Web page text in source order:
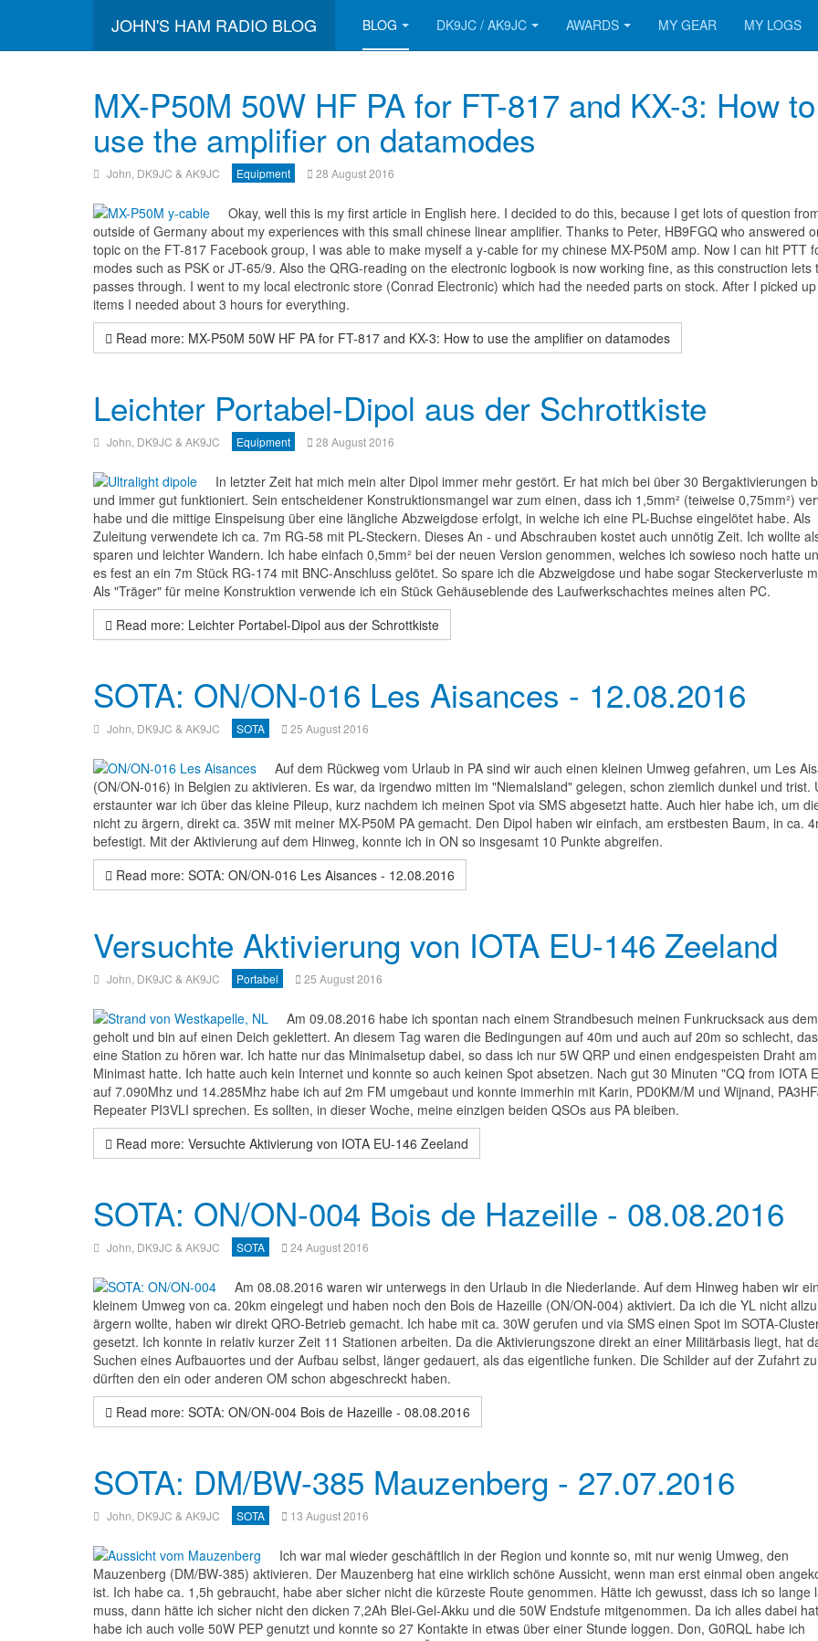
JOHN'S HAM RADIO BLOG BLOG DK9JC / AK9JC AWARDS MY GEAR MY LOGS
MX-P50M 50W HF PA for FT-817 and KX-3: How to
use the amplifier on datamodes
John, DK9JC & AK9JC Equipment 28 August 2016
Okay, well this is my first article in English here. I decided to do this, because I get lots of question
outside of Germany about my experiences with this small chinese linear amplifier. Thanks to Peter, HB9FGQ who answered
topic on the FT-817 Facebook group, I was able to make myself a y-cable for my chinese MX-P50M amp. Now I can hit PTT
modes such as PSK or JT-65/9. Also the QRG-reading on the electronic logbook is now working fine, as this construction lets
passes through. I went to my local electronic store (Conrad Electronic) which had the needed parts on stock. After I picked
items I needed about 3 hours for everything.
Read more: MX-P50M 50W HF PA for FT-817 and KX-3: How to use the amplifier on datamodes
Leichter Portabel-Dipol aus der Schrottkiste
John, DK9JC & AK9JC Equipment 28 August 2016
In letzter Zeit hat mich mein alter Dipol immer mehr gestört. Er hat mich bei über 30 Bergaktivierungen
und immer gut funktioniert. Sein entscheidener Konstruktionsmangel war zum einen, dass ich 1,5mm² (teiweise 0,75mm²)
habe und die mittige Einspeisung über eine längliche Abzweigdose erfolgt, in welche ich eine PL-Buchse eingelötet habe. Als
Zuleitung verwendete ich ca. 7m RG-58 mit PL-Steckern. Dieses An - und Abschrauben kostet auch unnötig Zeit. Ich wollte
sparen und leichter Wandern. Ich habe einfach 0,5mm² bei der neuen Version genommen, welches ich sowieso noch hatte
es fest an ein 7m Stück RG-174 mit BNC-Anschluss gelötet. So spare ich die Abzweigdose und habe sogar Steckerverluste
Als "Träger" für meine Konstruktion verwende ich ein Stück Gehäuseblende des Laufwerkschachtes meines alten PC.
Read more: Leichter Portabel-Dipol aus der Schrottkiste
SOTA: ON/ON-016 Les Aisances - 12.08.2016
John, DK9JC & AK9JC SOTA 25 August 2016
Auf dem Rückweg vom Urlaub in PA sind wir auch einen kleinen Umweg gefahren, um Les
(ON/ON-016) in Belgien zu aktivieren. Es war, da irgendwo mitten im "Niemalsland" gelegen, schon ziemlich dunkel und trist.
erstaunter war ich über das kleine Pileup, kurz nachdem ich meinen Spot via SMS abgesetzt hatte. Auch hier habe ich, um
nicht zu ärgern, direkt ca. 35W mit meiner MX-P50M PA gemacht. Den Dipol haben wir einfach, am erstbesten Baum, in ca.
befestigt. Mit der Aktivierung auf dem Hinweg, konnte ich in ON so insgesamt 10 Punkte abgreifen.
Read more: SOTA: ON/ON-016 Les Aisances - 12.08.2016
Versuchte Aktivierung von IOTA EU-146 Zeeland
John, DK9JC & AK9JC Portabel 25 August 2016
Am 09.08.2016 habe ich spontan nach einem Strandbesuch meinen Funkrucksack aus
geholt und bin auf einen Deich geklettert. An diesem Tag waren die Bedingungen auf 40m und auch auf 20m so schlecht,
eine Station zu hören war. Ich hatte nur das Minimalsetup dabei, so dass ich nur 5W QRP und einen endgespeisten Draht
Minimast hatte. Ich hatte auch kein Internet und konnte so auch keinen Spot absetzen. Nach gut 30 Minuten "CQ from IOTA
auf 7.090Mhz und 14.285Mhz habe ich auf 2m FM umgebaut und konnte immerhin mit Karin, PD0KM/M und Wijnand,
Repeater PI3VLI sprechen. Es sollten, in dieser Woche, meine einzigen beiden QSOs aus PA bleiben.
Read more: Versuchte Aktivierung von IOTA EU-146 Zeeland
SOTA: ON/ON-004 Bois de Hazeille - 08.08.2016
John, DK9JC & AK9JC SOTA 24 August 2016
Am 08.08.2016 waren wir unterwegs in den Urlaub in die Niederlande. Auf dem Hinweg haben wir
kleinem Umweg von ca. 20km eingelegt und haben noch den Bois de Hazeille (ON/ON-004) aktiviert. Da ich die YL nicht
ärgern wollte, haben wir direkt QRO-Betrieb gemacht. Ich habe mit ca. 30W gerufen und via SMS einen Spot im SOTA-
gesetzt. Ich konnte in relativ kurzer Zeit 11 Stationen arbeiten. Da die Aktivierungszone direkt an einer Militärbasis liegt, hat
Suchen eines Aufbauortes und der Aufbau selbst, länger gedauert, als das eigentliche funken. Die Schilder auf der Zufahrt
dürften den ein oder anderen OM schon abgeschreckt haben.
Read more: SOTA: ON/ON-004 Bois de Hazeille - 08.08.2016
SOTA: DM/BW-385 Mauzenberg - 27.07.2016
John, DK9JC & AK9JC SOTA 13 August 2016
Ich war mal wieder geschäftlich in der Region und konnte so, mit nur wenig Umweg, den
Mauzenberg (DM/BW-385) aktivieren. Der Mauzenberg hat eine wirklich schöne Aussicht, wenn man erst einmal oben
ist. Ich habe ca. 1,5h gebraucht, habe aber sicher nicht die kürzeste Route genommen. Hätte ich gewusst, dass ich so lange
muss, dann hätte ich sicher nicht den dicken 7,2Ah Blei-Gel-Akku und die 50W Endstufe mitgenommen. Da ich alles dabei
habe ich auch volle 50W PEP genutzt und konnte so 27 Kontakte in etwas über einer Stunde loggen. Don, G0RQL habe ich